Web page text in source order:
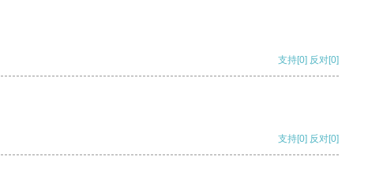
支持[0] 反对[0]
支持[0] 反对[0]